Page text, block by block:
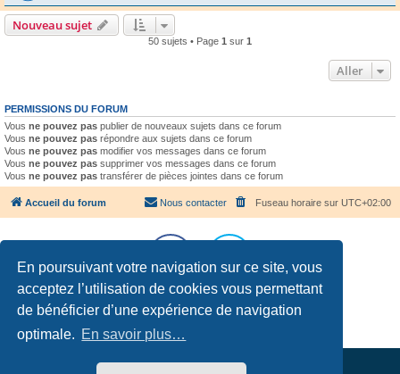
En poursuivant votre navigation sur ce site, vous
acceptez l’utilisation de cookies vous permettant
de bénéficier d’une expérience de navigation
optimale. En savoir plus…
Nouveau sujet
50 sujets • Page 1 sur 1
Aller
PERMISSIONS DU FORUM
Vous ne pouvez pas publier de nouveaux sujets dans ce forum
Vous ne pouvez pas répondre aux sujets dans ce forum
Vous ne pouvez pas modifier vos messages dans ce forum
Vous ne pouvez pas supprimer vos messages dans ce forum
Vous ne pouvez pas transférer de pièces jointes dans ce forum
Accueil du forum Fuseau horaire sur UTC+02:00
Nous contacter
® Forum Software © phpBB Limited
Traduction française officielle ©Qiaeru
Confidentialité